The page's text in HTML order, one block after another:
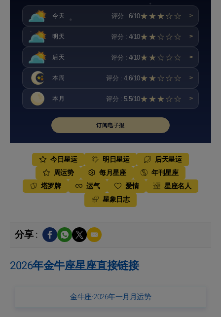
今天 评分 : 6/10★★★☆☆ >
明天 评分 : 4/10★★☆☆☆ >
后天 评分 : 4/10★★☆☆☆ >
本周 评分 : 4.6/10★★☆☆☆ >
本月 评分 : 5.5/10★★★☆☆ >
订阅电子报
今日星运 明日星运
后天星运
周运势
每月星座
年刊星座
塔罗牌
运气 爱情
星座名人
星象日志
分享 :
2026年金牛座星座直接链接
金牛座·2026年一月月运势